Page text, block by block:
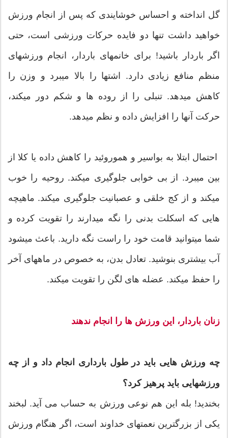
گل انداخته و احساس خوشایندی که پس از انجام ورزش
خواهید داشت تنها دو فایده حرکات ورزشی است، حتی
اگر باردار باشید! برای خانمهای باردار، انجام ورزشهای
منظم منافع زیادی دارد. اشتها را بالا میبرد و وزن را
کاهش میدهد. تنبلی را از روده ها و شکم دور میکند،
حرکت آنها را افزایش داده و نظم میدهد.
احتمال ابتلا به بواسیر و هموروئید را کاهش داده یا کلا از
بین میبرد. از بی خوابی جلوگیری میکند. روحیه را خوب
میکند و از کج خلقی و عصبانیت جلوگیری میکند. ماهیچه
هایی که اسکلت بدنی را نگه میدارند را تقویت کرده و
شما میتوانید قامت خود را راست نگه دارید. باعث میشود
آب بیشتری بنوشید. تعادل بدن، به خصوص در ماههای آخر
را حفظ میکند. عضله های لگن را تقویت میکند.
زنان باردار، این ورزش ها را انجام ندهند
چه ورزش هایی باید در طول بارداری انجام داد و از چه
ورزشهایی باید پرهیز کرد؟
بخندید! بله این هم نوعی ورزش به حساب می آید. لبخند
یکی از بزرگترین نعمتهای خداوند است، اگر هنگام ورزش